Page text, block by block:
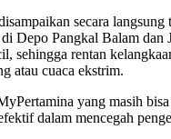
secara langsung
Depo Pangkal Balam dan
sehingga rentan
atau cuaca ekstrim.
yang masih
dalam mencegah